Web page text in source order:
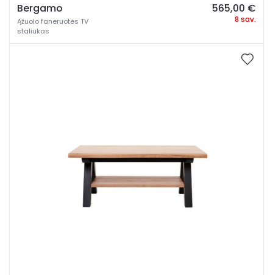
Bergamo
Ąžuolo faneruotės TV
staliukas
565,00 €
8 sav.